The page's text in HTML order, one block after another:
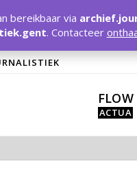
FLOW
bereikbaar via
. Contacteer